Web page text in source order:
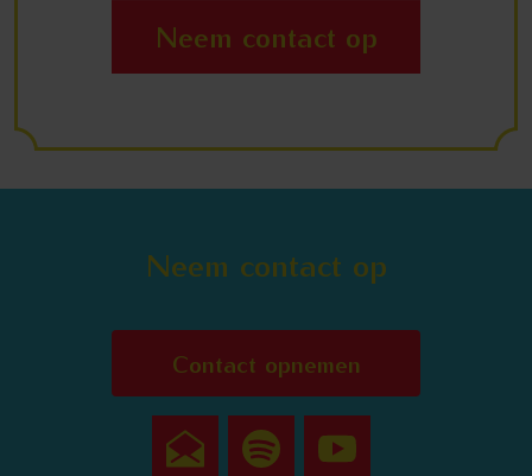
Neem contact op
Neem contact op
Contact opnemen